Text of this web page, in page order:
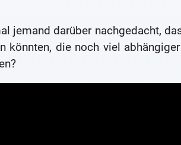
jemand darüber nachgedacht,
könnten, die noch viel